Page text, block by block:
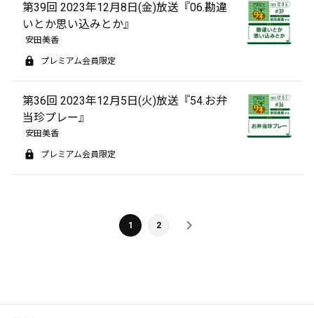
第39回 2023年12月8日(金)放送『06.勘違
いとか思い込みとか』
安田美香
プレミアム会員限定
第36回 2023年12月5日(火)放送『54.お弁
当珍プレー』
安田美香
プレミアム会員限定
1 2